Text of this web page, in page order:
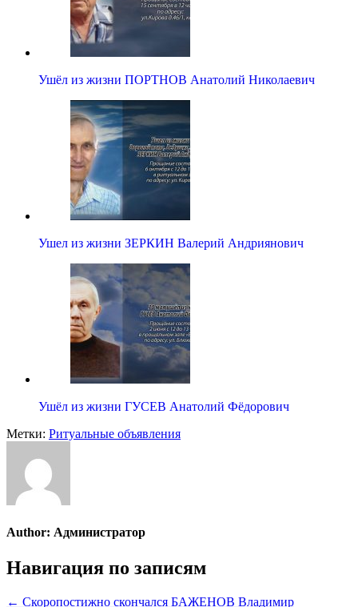
Ушёл из жизни ПОРТНОВ Анатолий Николаевич
Ушел из жизни ЗЕРКИН Валерий Андриянович
Ушёл из жизни ГУСЕВ Анатолий Фёдорович
Метки: Ритуальные объявления
Author: Администратор
Навигация по записям
← Скоропостижно скончался БАЖЕНОВ Владимир